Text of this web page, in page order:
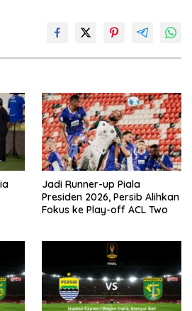
Jadi Runner-up Piala
Presiden 2026, Persib Alihkan
Fokus ke Play-off ACL Two